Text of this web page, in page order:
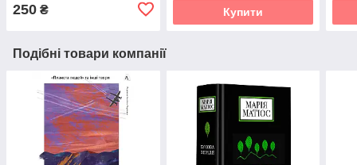
250 ₴ Купити
Подібні товари компанії